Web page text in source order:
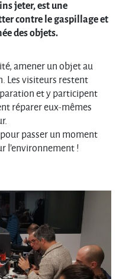
jeter, est une
contre le gaspillage et
des objets.
amener un objet au
Les visiteurs restent
et y participent
réparer eux-mêmes
passer un moment
l’environnement !